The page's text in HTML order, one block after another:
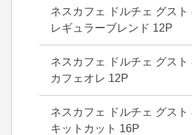
ネスカフェ ドルチェ グス
レギュラーブレンド 12P
ネスカフェ ドルチェ グス
カフェオレ 12P
ネスカフェ ドルチェ グス
キットカット 16P